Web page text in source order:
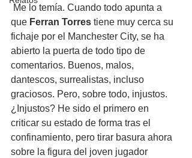
que Ferran Torres tiene muy cerca su
fichaje por el Manchester City, se ha
abierto la puerta de todo tipo de
comentarios. Buenos, malos,
dantescos, surrealistas, incluso
graciosos. Pero, sobre todo, injustos.
¿Injustos? He sido el primero en
criticar su estado de forma tras el
confinamiento, pero tirar basura ahora
sobre la figura del joven jugador